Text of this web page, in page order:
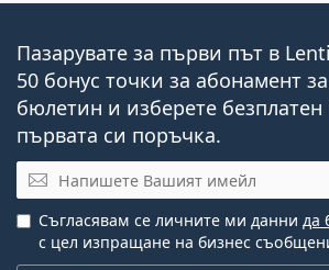
Пазарувате за първи път в
50 бонус точки за абонамент
бюлетин и изберете
първата си поръчка.
Имейл
Съгласявам се личните ми данни да
с цел изпращане на бизнес